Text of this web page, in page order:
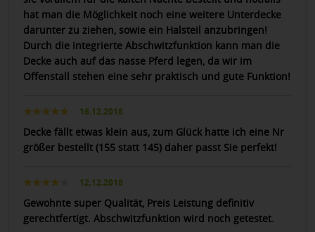
hat man die Möglichkeit noch eine weitere Unterdecke
darunter zu ziehen, sowie ein Halsteil anzubringen!
Durch die integrierte Abschwitzfunktion kann man die
Decke auch auf das nasse Pferd legen, da wir im
Offenstall stehen eine sehr praktisch und gute Funktion!
16.12.2018
Decke fällt etwas klein aus, zum Glück hatte ich eine Nr
größer bestellt (155 statt 145) daher passt Sie perfekt!
12.12.2018
Gewohnte super Qualität, Preis Leistung definitiv
gerechtfertigt. Abschwitzfunktion wird noch getestet.